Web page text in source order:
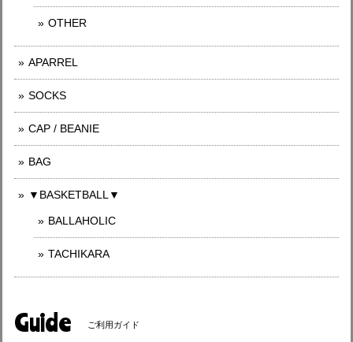
OTHER
APARREL
SOCKS
CAP / BEANIE
BAG
▼BASKETBALL▼
BALLAHOLIC
TACHIKARA
Guide ご利用ガイド